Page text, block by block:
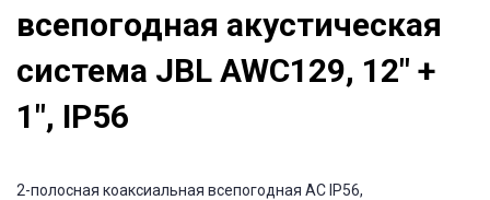
всепогодная акустическая
система JBL AWC129, 12" +
1", IP56
2-полосная коаксиальная всепогодная АС IP56,